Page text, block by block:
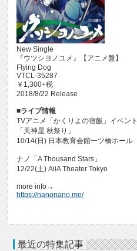
New Single
『ウツシヨノユメ』【アニメ盤】
Flying Dog
VTCL-35287
￥1,300+税
2018/8/22 Release
■ライブ情報
TVアニメ「かくりよの宿飯」イベント
「天神屋 秋祭り」
10/14(日) 日本教育会館一ツ橋ホール
ナノ「A Thousand Stars」
12/22(土) AiiA Theater Tokyo
more info→
https://nanonano.me/
最近の特集記事